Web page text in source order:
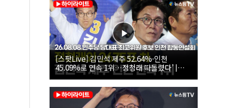
[스팟Live] 김민석 제주 52.64%·인천
45.09%로 연속 1위…정청래 따돌렸다’ |
26.08.08 더불어민주당 당대표·최고위원 후
보 인천 합동연설회